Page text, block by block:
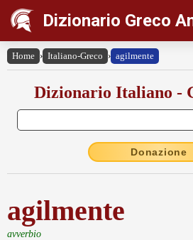
Dizionario Greco
Home › Italiano-Greco › agilmente
Dizionario Italiano -
Donazione
agilmente
avverbio